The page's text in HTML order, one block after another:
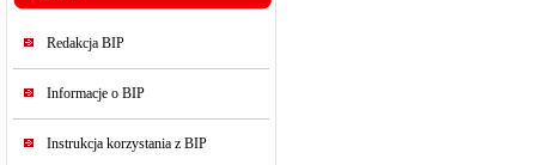
Redakcja BIP
Informacje o BIP
Instrukcja korzystania z BIP